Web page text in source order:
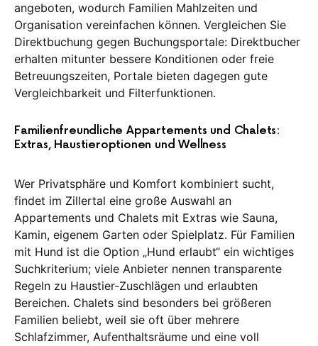
angeboten, wodurch Familien Mahlzeiten und
Organisation vereinfachen können. Vergleichen Sie
Direktbuchung gegen Buchungsportale: Direktbucher
erhalten mitunter bessere Konditionen oder freie
Betreuungszeiten, Portale bieten dagegen gute
Vergleichbarkeit und Filterfunktionen.
Familienfreundliche Appartements und Chalets:
Extras, Haustieroptionen und Wellness
Wer Privatsphäre und Komfort kombiniert sucht,
findet im Zillertal eine große Auswahl an
Appartements und Chalets mit Extras wie Sauna,
Kamin, eigenem Garten oder Spielplatz. Für Familien
mit Hund ist die Option „Hund erlaubt“ ein wichtiges
Suchkriterium; viele Anbieter nennen transparente
Regeln zu Haustier‑Zuschlägen und erlaubten
Bereichen. Chalets sind besonders bei größeren
Familien beliebt, weil sie oft über mehrere
Schlafzimmer, Aufenthaltsräume und eine voll